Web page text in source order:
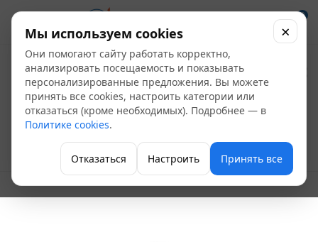
0
Пробка ПП без
резьбы Ду 90
AntiFire
Полипропиленовые фитинги
Мы используем cookies
Они помогают сайту работать корректно,
анализировать посещаемость и показывать
персонализированные предложения. Вы можете
принять все cookies, настроить категории или
отказаться (кроме необходимых). Подробнее — в
Политике cookies.
Отказаться Настроить Принять все
×